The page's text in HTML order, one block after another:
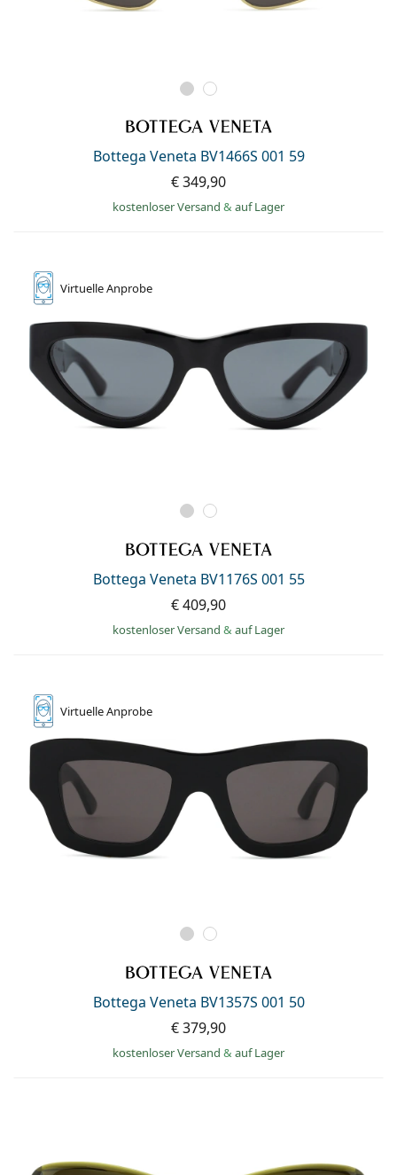
Bottega Veneta BV1466S 001 59
€ 349,90
kostenloser Versand & auf Lager
VirtuelleAnprobe
Bottega Veneta BV1176S 001 55
€ 409,90
kostenloser Versand & auf Lager
VirtuelleAnprobe
Bottega Veneta BV1357S 001 50
€ 379,90
kostenloser Versand & auf Lager